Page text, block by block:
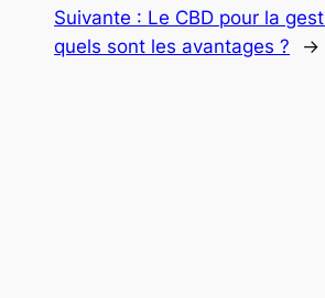
Suivante : Le CBD pour la
quels sont les avantages ?
→